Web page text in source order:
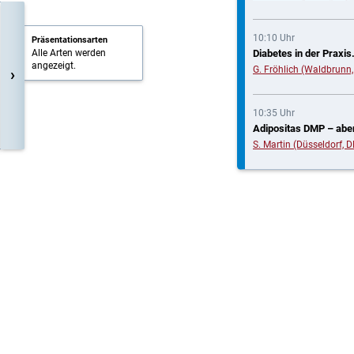
›
Präsentationsarten
Alle Arten werden
angezeigt.
10:10 Uhr
Diabetes in der
G. Fröhlich (Waldbrunn,
10:35 Uhr
Adipositas DMP –
S. Martin (Düsseldorf,